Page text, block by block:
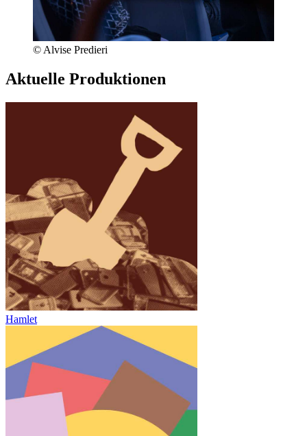
© Alvise Predieri
Aktuelle Produktionen
Hamlet